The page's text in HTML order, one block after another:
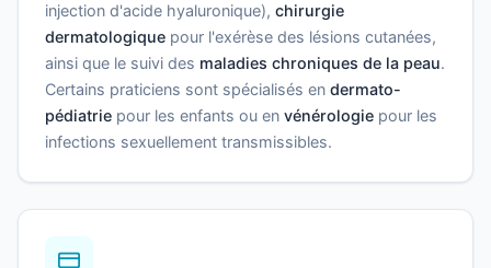
injection d'acide hyaluronique), chirurgie
dermatologique pour l'exérèse des lésions cutanées,
ainsi que le suivi des maladies chroniques de la peau.
Certains praticiens sont spécialisés en dermato-
pédiatrie pour les enfants ou en vénérologie pour les
infections sexuellement transmissibles.